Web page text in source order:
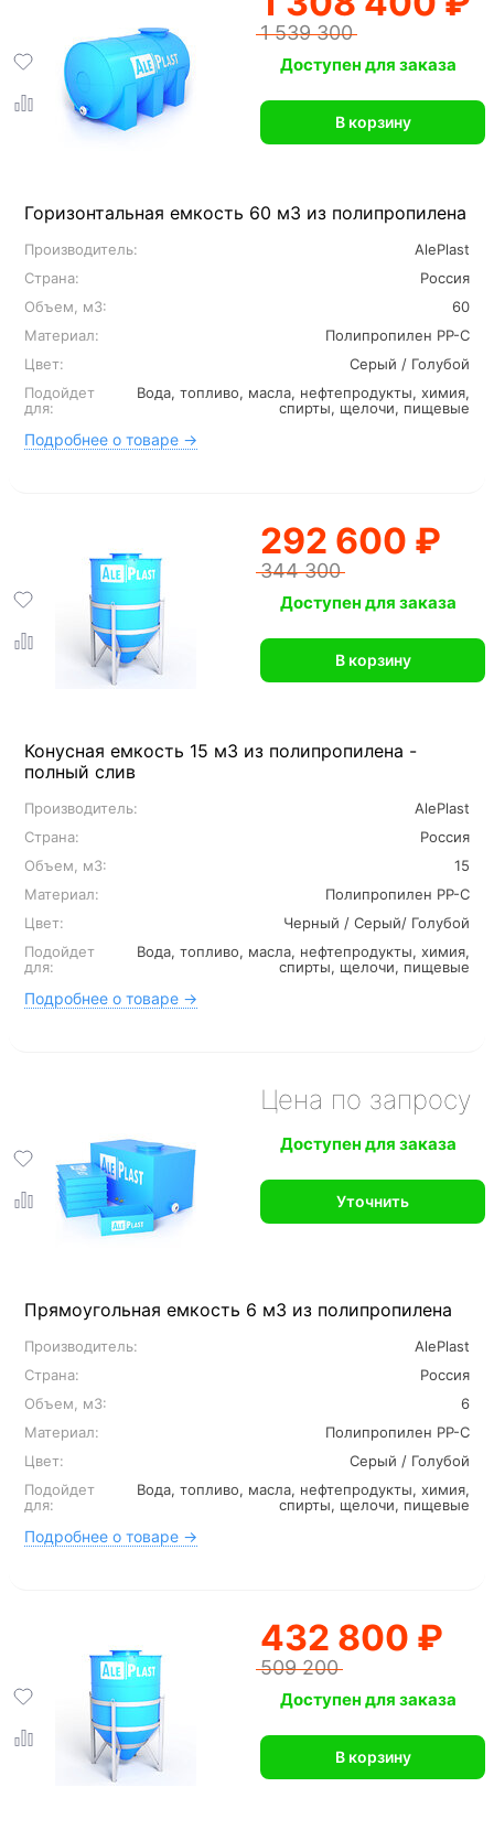
Горизонтальная емкость 60 м3 из полипропилена
Производитель:
AlePlast
Страна:
Россия
Объем, м3:
60
Материал:
Полипропилен PP-C
Цвет:
Серый / Голубой
Подойдет
для:
Вода, топливо, масла, нефтепродукты, химия,
спирты, щелочи, пищевые
Подробнее о товаре →
1 539 300
Доступен для заказа
В корзину
Конусная емкость 15 м3 из полипропилена -
полный слив
Производитель:
AlePlast
Страна:
Россия
Объем, м3:
15
Материал:
Полипропилен PP-C
Цвет:
Черный / Серый/ Голубой
Подойдет
для:
Вода, топливо, масла, нефтепродукты, химия,
спирты, щелочи, пищевые
Подробнее о товаре →
292 600 ₽
344 300
Доступен для заказа
В корзину
Прямоугольная емкость 6 м3 из полипропилена
Производитель:
AlePlast
Страна:
Россия
Объем, м3:
6
Материал:
Полипропилен PP-C
Цвет:
Серый / Голубой
Подойдет
для:
Вода, топливо, масла, нефтепродукты, химия,
спирты, щелочи, пищевые
Подробнее о товаре →
Цена по запросу
Доступен для заказа
Уточнить
432 800 ₽
509 200
Доступен для заказа
В корзину